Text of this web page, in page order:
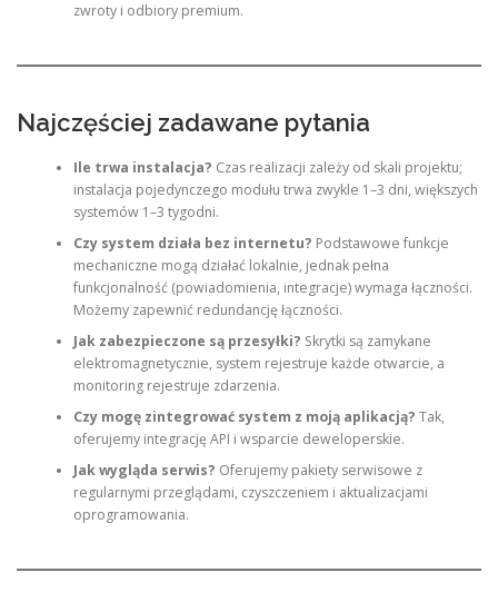
zwroty i odbiory premium.
Najczęściej zadawane pytania
Ile trwa instalacja? Czas realizacji zależy od skali projektu;
instalacja pojedynczego modułu trwa zwykle 1–3 dni, większych
systemów 1–3 tygodni.
Czy system działa bez internetu? Podstawowe funkcje
mechaniczne mogą działać lokalnie, jednak pełna
funkcjonalność (powiadomienia, integracje) wymaga łączności.
Możemy zapewnić redundancję łączności.
Jak zabezpieczone są przesyłki? Skrytki są zamykane
elektromagnetycznie, system rejestruje każde otwarcie, a
monitoring rejestruje zdarzenia.
Czy mogę zintegrować system z moją aplikacją? Tak,
oferujemy integrację API i wsparcie deweloperskie.
Jak wygląda serwis? Oferujemy pakiety serwisowe z
regularnymi przeglądami, czyszczeniem i aktualizacjami
oprogramowania.